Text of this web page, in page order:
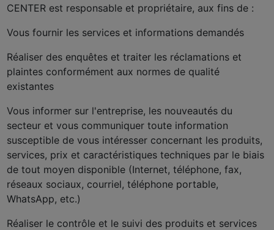
CENTER est responsable et propriétaire, aux fins de :
Vous fournir les services et informations demandés
Réaliser des enquêtes et traiter les réclamations et
plaintes conformément aux normes de qualité
existantes
Vous informer sur l'entreprise, les nouveautés du
secteur et vous communiquer toute information
susceptible de vous intéresser concernant les produits,
services, prix et caractéristiques techniques par le biais
de tout moyen disponible (Internet, téléphone, fax,
réseaux sociaux, courriel, téléphone portable,
WhatsApp, etc.)
Réaliser le contrôle et le suivi des produits et services